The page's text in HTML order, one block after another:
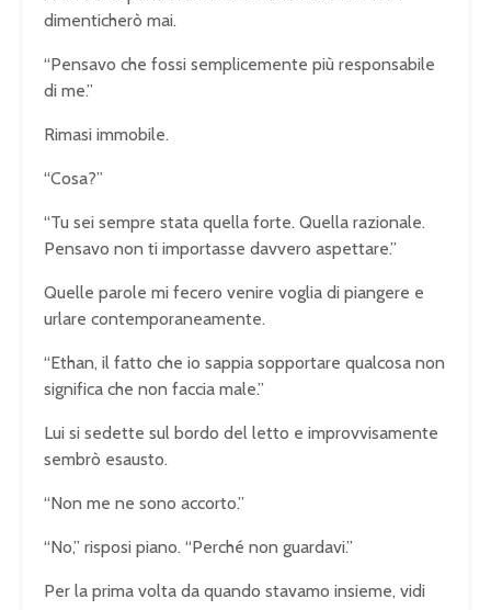
dimenticherò mai.
“Pensavo che fossi semplicemente più responsabile
di me.”
Rimasi immobile.
“Cosa?”
“Tu sei sempre stata quella forte. Quella razionale.
Pensavo non ti importasse davvero aspettare.”
Quelle parole mi fecero venire voglia di piangere e
urlare contemporaneamente.
“Ethan, il fatto che io sappia sopportare qualcosa non
significa che non faccia male.”
Lui si sedette sul bordo del letto e improvvisamente
sembrò esausto.
“Non me ne sono accorto.”
“No,” risposi piano. “Perché non guardavi.”
Per la prima volta da quando stavamo insieme, vidi